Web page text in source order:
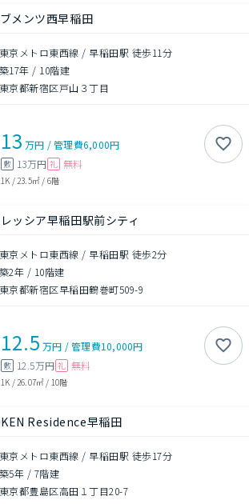
メンツ西早稲田
東京メトロ東西線 / 早稲田駅 徒歩11分
築17年 / 10階建
東京都新宿区戸山３丁目
13 万円 /管理費6,000円
敷 13万円 礼 無料
1K / 23.5㎡ / 6階
ッシア早稲田駅前シティ
東京メトロ東西線 / 早稲田駅 徒歩2分
築2年 / 10階建
東京都新宿区早稲田鶴巻町509-9
12.5 万円 /管理費10,000円
敷 12.5万円 礼 無料
1K / 26.07㎡ / 10階
Residence早稲田
東京メトロ東西線 / 早稲田駅 徒歩17分
築5年 / 7階建
東京都豊島区高田１丁目20-7